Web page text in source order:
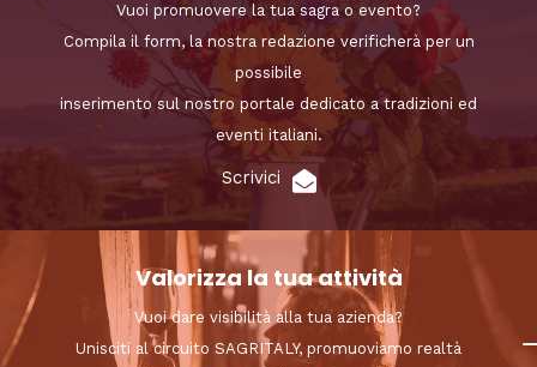
Vuoi promuovere la tua sagra o evento?
Compila il form, la nostra redazione verificherà per un
possibile
inserimento sul nostro portale dedicato a tradizioni ed
eventi italiani.
Scrivici
Valorizza la tua attività
Vuoi dare visibilità alla tua azienda?
Unisciti al circuito SAGRITALY, promuoviamo realtà